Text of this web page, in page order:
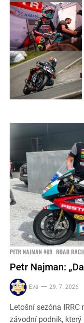
PETR NAJMAN #69 ROAD
Petr Najman:
Eva 29. 7. 2026
Letošní sezóna
závodní podnik,